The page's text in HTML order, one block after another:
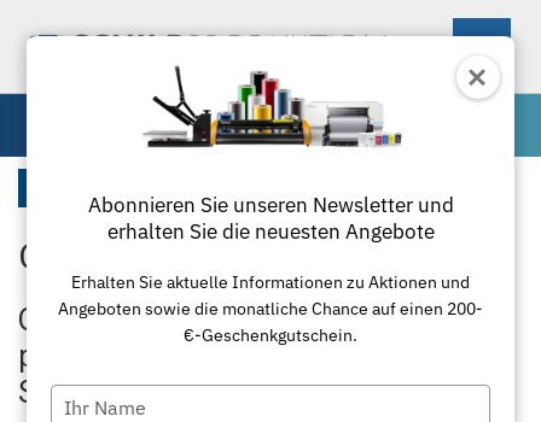
Maschinen
Schneideplotter
Materialien
Zubehör
Oralite 5700
Oralite 5700 Reflexfolie für
professionelle Schilder und
Sicherheitskennzeichnungen
Abonnieren Sie unseren Newsletter und
erhalten Sie die neuesten Angebote
Erhalten Sie aktuelle Informationen zu Aktionen und
Angeboten sowie die monatliche Chance auf einen 200-
€-Geschenkgutschein.
Type